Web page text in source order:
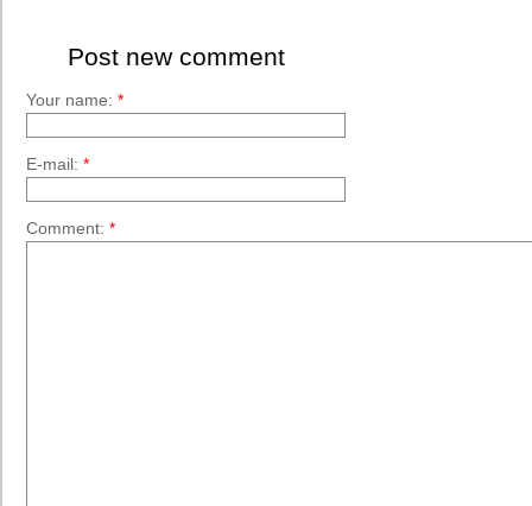
Post new comment
Your name: *
E-mail: *
Comment: *